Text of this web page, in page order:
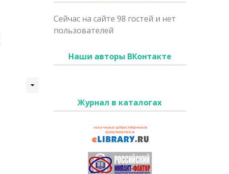
Сейчас на сайте 98 гостей и нет
пользователей
Наши авторы ВКонтакте
Журнал в каталогах